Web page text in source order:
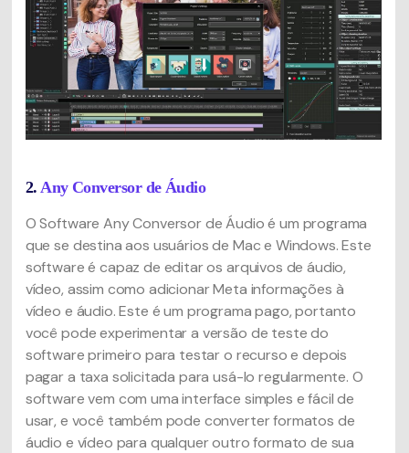
2. Any Conversor de Áudio
O Software Any Conversor de Áudio é um programa
que se destina aos usuários de Mac e Windows. Este
software é capaz de editar os arquivos de áudio,
vídeo, assim como adicionar Meta informações à
vídeo e áudio. Este é um programa pago, portanto
você pode experimentar a versão de teste do
software primeiro para testar o recurso e depois
pagar a taxa solicitada para usá-lo regularmente. O
software vem com uma interface simples e fácil de
usar, e você também pode converter formatos de
áudio e vídeo para qualquer outro formato de sua